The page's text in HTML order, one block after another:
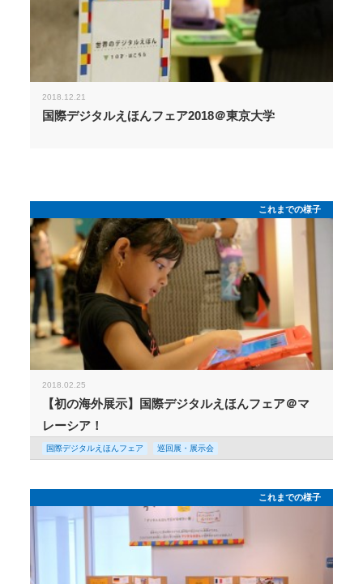
2018.12.21
国際デジタルえほんフェア2018＠東京大学
これまでの様子
2018.02.25
【初の海外展示】国際デジタルえほんフェア＠マ
レーシア！
国際デジタルえほんフェア 巡回展・展示会
これまでの様子